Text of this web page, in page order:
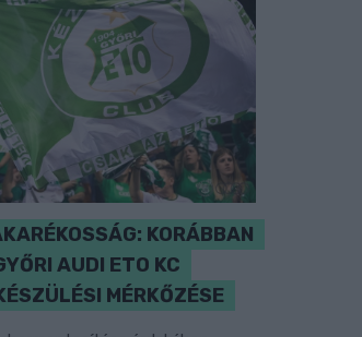
KORÁBBAN
AUDI ETO KC
MÉRKŐZÉSE